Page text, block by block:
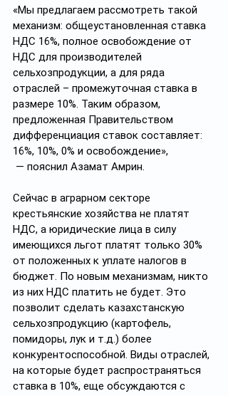
«Мы предлагаем рассмотреть такой
механизм: общеустановленная ставка
НДС 16%, полное освобождение от
НДС для производителей
сельхозпродукции, а для ряда
отраслей – промежуточная ставка в
размере 10%. Таким образом,
предложенная Правительством
дифференциация ставок составляет:
16%, 10%, 0% и освобождение»,
— пояснил Азамат Амрин.
Сейчас в аграрном секторе
крестьянские хозяйства не платят
НДС, а юридические лица в силу
имеющихся льгот платят только 30%
от положенных к уплате налогов в
бюджет. По новым механизмам, никто
из них НДС платить не будет. Это
позволит сделать казахстанскую
сельхозпродукцию (картофель,
помидоры, лук и т.д.) более
конкурентоспособной. Виды отраслей,
на которые будет распространяться
ставка в 10%, еще обсуждаются с